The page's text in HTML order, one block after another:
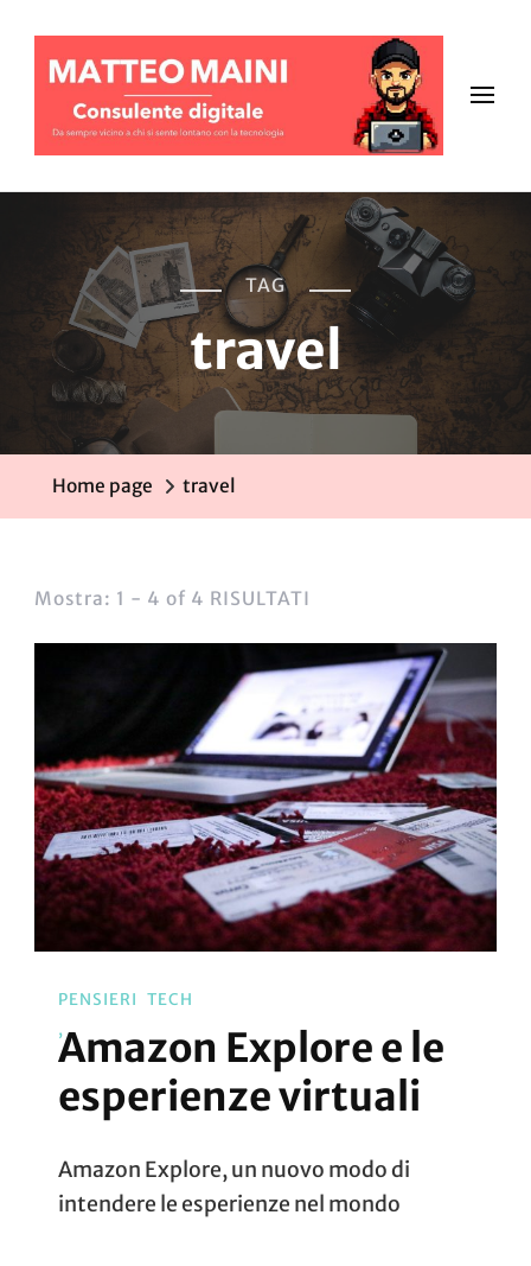
TAG
travel
Home page travel
Mostra: 1 - 4 of 4 RISULTATI
PENSIERI TECH
Amazon Explore e le
esperienze virtuali
Amazon Explore, un nuovo modo di
intendere le esperienze nel mondo